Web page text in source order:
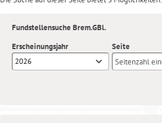
Fundstellensuche Brem.GBl.
Erscheinungsjahr
2026
Seite